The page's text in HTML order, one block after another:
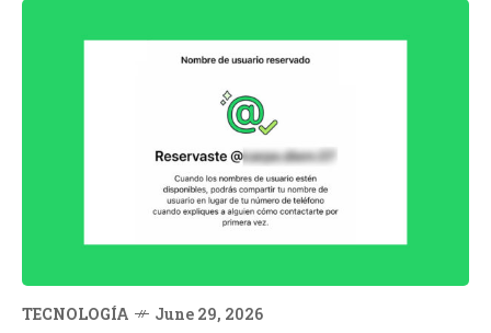
TECNOLOGÍA June 29, 2026